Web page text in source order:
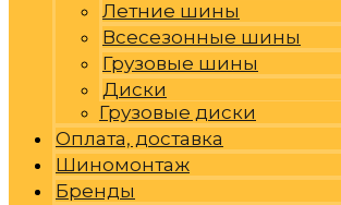
Летние шины
Всесезонные шины
Грузовые шины
Диски
Грузовые диски
Оплата, доставка
Шиномонтаж
Бренды